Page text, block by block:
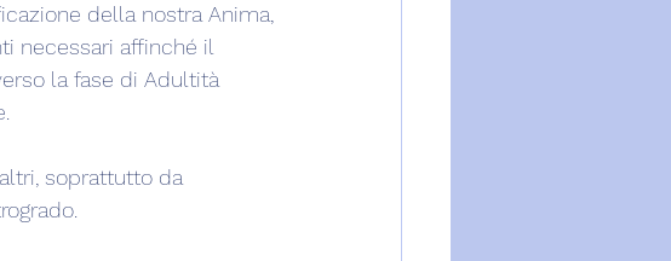
della nostra Anima,
necessari affinché il
la fase di Adultità
soprattutto da